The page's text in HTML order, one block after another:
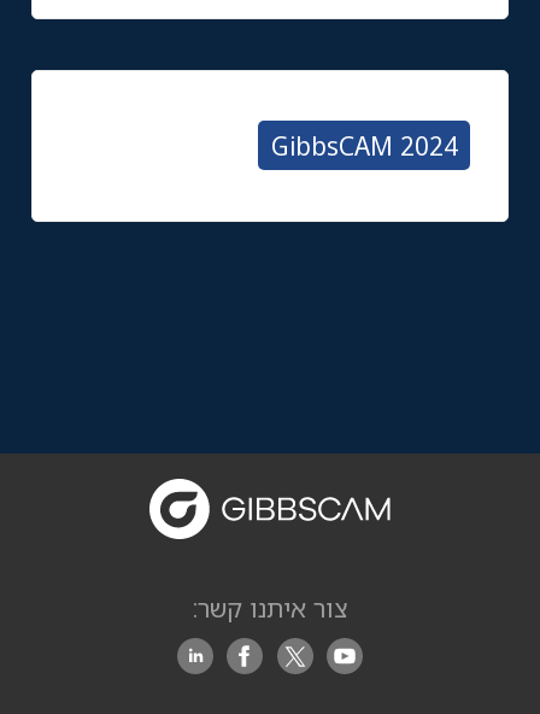
GibbsCAM 2024
צור איתנו קשר: